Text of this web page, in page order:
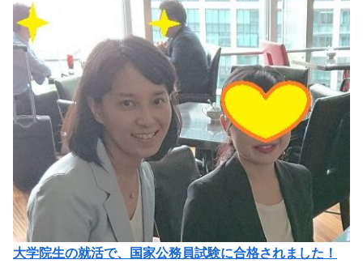
大学院生の就活で、国家公務員試験に合格されました！